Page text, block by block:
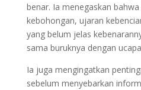
benar. Ia menegaskan
kebohongan, ujaran
yang belum jelas
sama buruknya dengan
Ia juga mengingatkan
sebelum menyebarkan